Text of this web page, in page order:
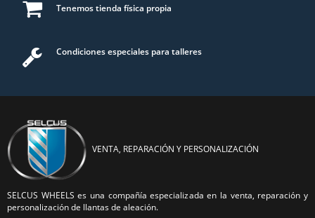
Tenemos tienda física propia
Condiciones especiales para talleres
VENTA, REPARACIÓN Y PERSONALIZACIÓN
SELCUS WHEELS es una compañía especializada en la venta, reparación y
personalización de llantas de aleación.